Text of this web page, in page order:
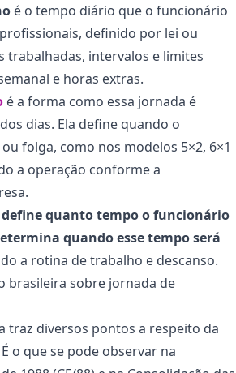
é o tempo diário que o funcionário
definido por lei ou
trabalhadas, intervalos e limites
e horas extras.
é a forma como essa jornada é
dias. Ela define quando o
folga, como nos modelos 5×2, 6×1
a operação conforme a
quanto tempo o funcionário
quando esse tempo será
a rotina de trabalho e descanso.
brasileira sobre jornada de
traz diversos pontos a respeito da
o que se pode observar na